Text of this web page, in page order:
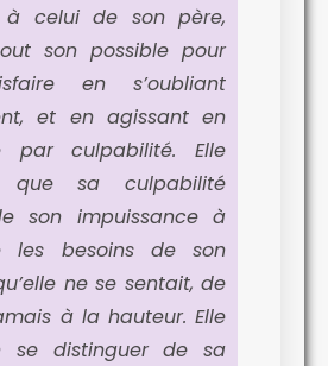
à celui de son père,
son possible pour
en s’oubliant
et en agissant en
par culpabilité. Elle
que sa culpabilité
son impuissance à
les besoins de son
ne se sentait, de
à la hauteur. Elle
se distinguer de sa